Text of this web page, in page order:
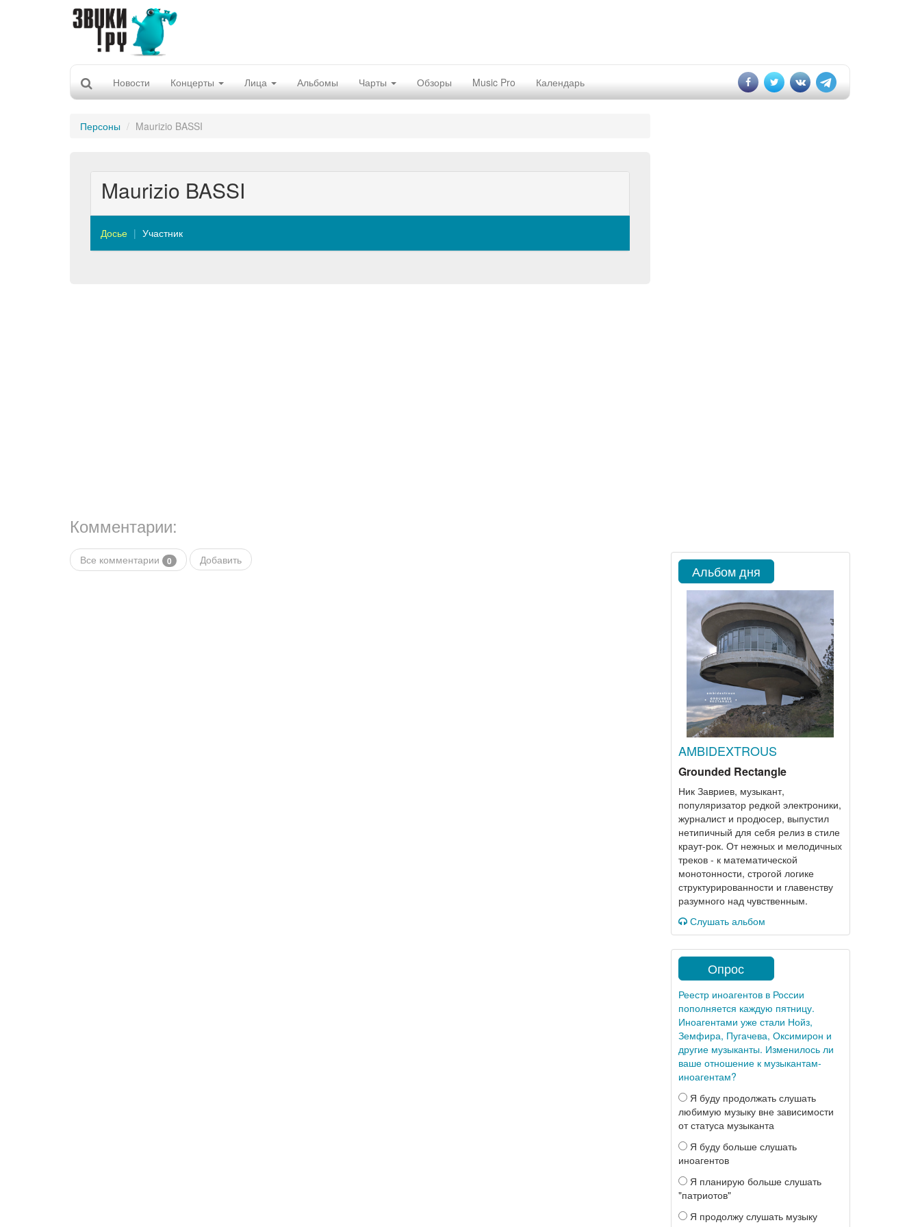
Новости Концерты Лица Альбомы Чарты Обзоры Music Pro Календарь
Персоны Maurizio BASSI
Maurizio BASSI
Досье Участник
Комментарии:
Все комментарии 0 Добавить
Альбом дня
AMBIDEXTROUS
Grounded Rectangle
Ник Завриев, музыкант,
популяризатор редкой электроники,
журналист и продюсер, выпустил
нетипичный для себя релиз в стиле
краут-рок. От нежных и мелодичных
треков - к математической
монотонности, строгой логике
структурированности и главенству
разумного над чувственным.
Слушать альбом
Опрос
Реестр иноагентов в России
пополняется каждую пятницу.
Иноагентами уже стали Нойз,
Земфира, Пугачева, Оксимирон и
другие музыканты. Изменилось ли
ваше отношение к музыкантам-
иноагентам?
Я буду продолжать слушать
любимую музыку вне зависимости
от статуса музыканта
Я буду больше слушать
иноагентов
Я планирую больше слушать
"патриотов"
Я продолжу слушать музыку